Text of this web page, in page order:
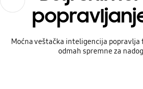
Moćna veštačka inteligencija popravlja
odmah spremne za